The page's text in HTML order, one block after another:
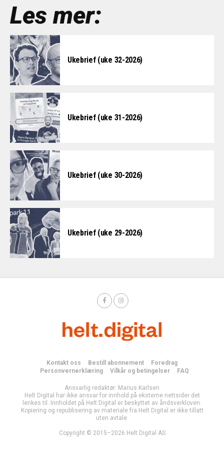
Les mer:
Ukebrief (uke 32-2026)
Ukebrief (uke 31-2026)
Ukebrief (uke 30-2026)
Ukebrief (uke 29-2026)
Kontakt oss Bestill abonnement
Foredrag
Personvernerklæring
Vilkår og betingelser FAQ
Ansvarlig redaktør: Marius Karlsen
Helt Digital har ikke ansvar for innhold på eksterne nettsider det
lenkes til. Innholdet på Helt Digital er beskyttet av åndsverkloven.
Kopiering og republisering av materiale fra Helt Digital er ikke tillatt
uten avtale.
Copyright © 2015–2026 Helt Digital AS